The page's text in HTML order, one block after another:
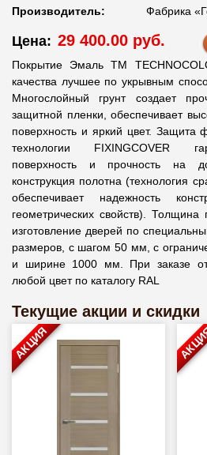
Производитель: Фабрика
Цена: 29 400.00 руб.
Покрытие Эмаль ТМ
качества лучшее по укрывным
Многослойный грунт создает
защитной пленки, обеспечивает
поверхность и яркий цвет.
технологии FIXINGCOVER
поверхность и прочность на
конструкция полотна (технология
обеспечивает надежность
геометрических свойств).
изготовление дверей по
размеров, с шагом 50 мм, с
и ширине 1000 мм. При заказе
любой цвет по каталогу RAL
Текущие акции и скидки
АКЦИЯ